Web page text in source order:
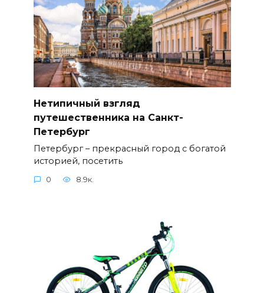
Нетипичный взгляд
путешественника на Санкт-
Петербург
Петербург – прекрасный город с богатой
историей, посетить
0 8.9к.